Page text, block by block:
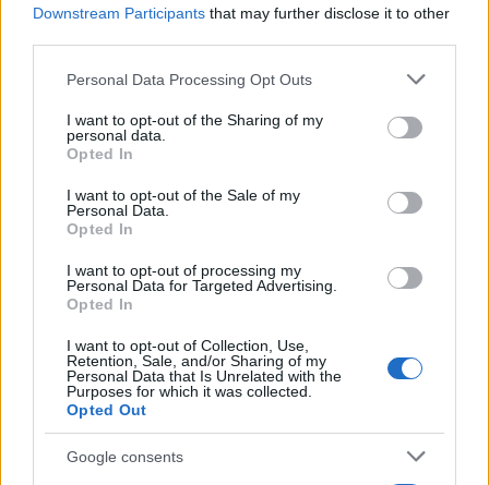
Downstream Participants that may further disclose it to other
Please note that this website/app uses one or more Google
not limited to your visit or usage behaviour. You may click to
grant or deny consent to Google and its third-party tags to
use your data for below specified purposes in below Google
consent section.
Personal Data Processing Opt Outs
I want to opt-out of the Sharing of my
personal data.
Opted In
I want to opt-out of the Sale of my
Personal Data.
Opted In
I want to opt-out of processing my
Personal Data for Targeted Advertising.
Opted In
I want to opt-out of Collection, Use,
Retention, Sale, and/or Sharing of my
Personal Data that Is Unrelated with the
Purposes for which it was collected.
Opted Out
Google consents
Diana Bianchedi capodelegazione della Nazionale:
perché è una scelta storica
Matteo Pellegrino · 10 Ago 2026
FITNESS